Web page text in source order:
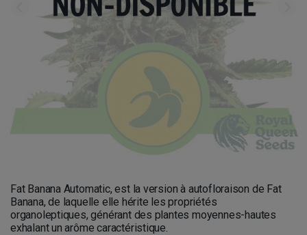
Fat Banana Automatic, est la version à autofloraison de Fat
Banana, de laquelle elle hérite les propriétés
organoleptiques, générant des plantes moyennes-hautes
exhalant un arôme caractéristique.